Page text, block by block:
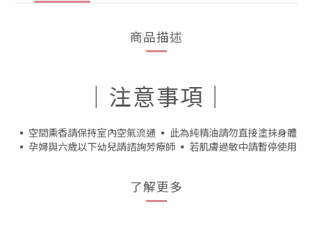
商品描述
｜注意事項｜
▪️ 空間熏香請保持室內空氣流通 ▪️ 此為純精油請勿直接塗抹身體
▪️ 孕婦與六歲以下幼兒請諮詢芳療師 ▪️ 若肌膚過敏中請暫停使用
了解更多